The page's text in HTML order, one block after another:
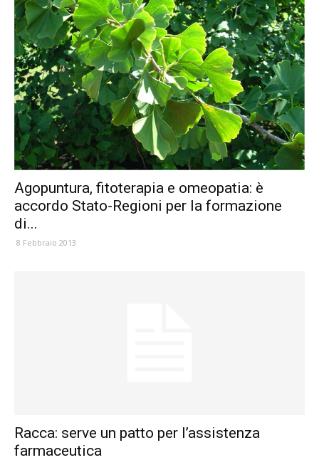
Agopuntura, fitoterapia e omeopatia: è
accordo Stato-Regioni per la formazione
di...
8 Febbraio 2013
Racca: serve un patto per l’assistenza
farmaceutica